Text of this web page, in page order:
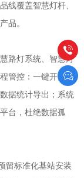
线覆盖智慧灯杆、
品。
路灯系统、智慧灯
管控：一键开关
据统计导出；系统
台，杜绝数据孤
留标准化基站安装